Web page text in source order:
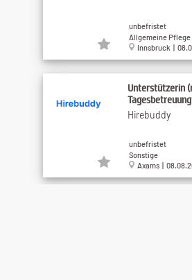
unbefristet
Allgemeine Pflege
Innsbruck |
Unterstützerin
Tagesbetreuung
Hirebuddy
unbefristet
Sonstige
Axams |